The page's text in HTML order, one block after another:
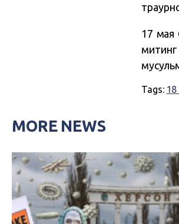
17 мая
Tags:
MORE NEWS